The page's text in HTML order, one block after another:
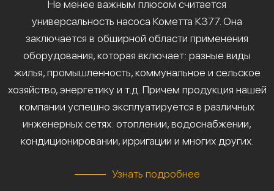
Не менее важным плюсом считается
универсальность насоса Кометта К377. Она
заключается в обширной области применения
оборудования, которая включает: разные виды
жилья, промышленность, коммунальное и сельское
хозяйство, энергетику и т.д. Причем продукция нашей
компании успешно эксплуатируется в различных
инженерных сетях: отоплении, водоснабжении,
кондиционировании, ирригации и многих других.
Узнать подробнее